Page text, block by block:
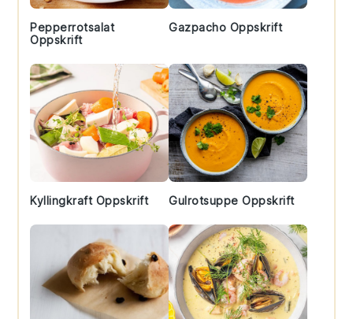
Pepperrotsalat
Oppskrift
Gazpacho Oppskrift
Kyllingkraft Oppskrift Gulrotsuppe Oppskrift